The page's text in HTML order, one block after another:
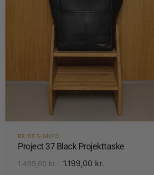
RE:DESIGNED
Project 37 Black Projekttaske
1.499,00kr. 1.199,00 kr.